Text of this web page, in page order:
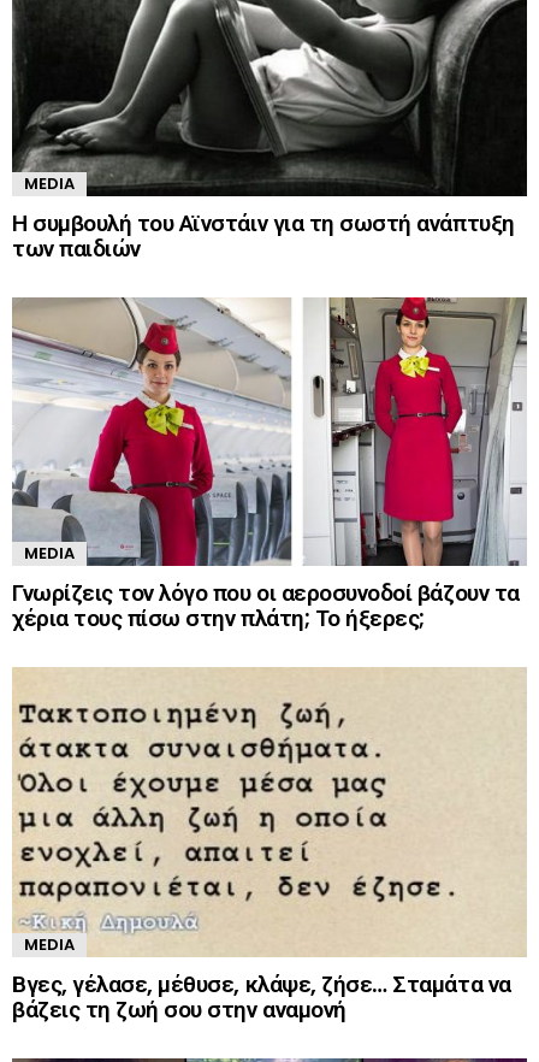
MEDIA
Η συμβουλή του Αϊνστάιν για τη σωστή ανάπτυξη
των παιδιών
MEDIA
Γνωρίζεις τον λόγο που οι αεροσυνοδοί βάζουν τα
χέρια τους πίσω στην πλάτη; Το ήξερες;
MEDIA
Βγες, γέλασε, μέθυσε, κλάψε, ζήσε… Σταμάτα να
βάζεις τη ζωή σου στην αναμονή